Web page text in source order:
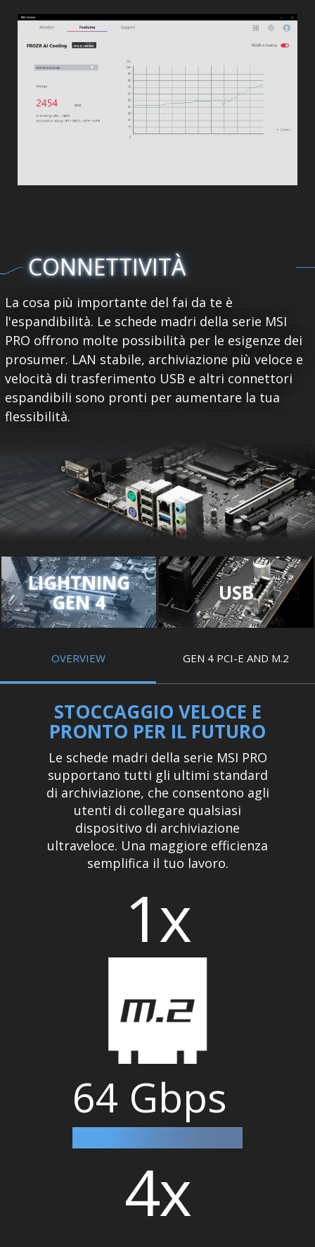
CONNETTIVITÀ
La cosa più importante del fai da te è
l'espandibilità. Le schede madri della serie MSI
PRO offrono molte possibilità per le esigenze dei
prosumer. LAN stabile, archiviazione più veloce e
velocità di trasferimento USB e altri connettori
espandibili sono pronti per aumentare la tua
flessibilità.
LIGHTNING
GEN 4 USB
OVERVIEW GEN 4 PCI-E AND M.2
STOCCAGGIO VELOCE E
PRONTO PER IL FUTURO
Le schede madri della serie MSI PRO
supportano tutti gli ultimi standard
di archiviazione, che consentono agli
utenti di collegare qualsiasi
dispositivo di archiviazione
ultraveloce. Una maggiore efficienza
semplifica il tuo lavoro.
1x
64 Gbps
4x